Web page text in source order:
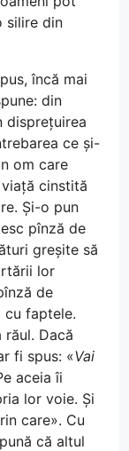
silire din
încă mai
din
disprețuirea
ce și-
om care
cinstită
Și-o pun
pînză de
greșite să
lor
de
cu faptele.
răul. Dacă
fi spus: «Vai
aceia îi
lor voie. Și
care». Cu
că altul